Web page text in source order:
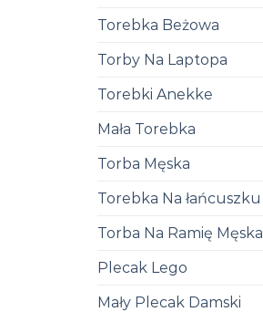
Torebka Beżowa
Torby Na Laptopa
Torebki Anekke
Mała Torebka
Torba Męska
Torebka Na łańcuszku
Torba Na Ramię Męska
Plecak Lego
Mały Plecak Damski